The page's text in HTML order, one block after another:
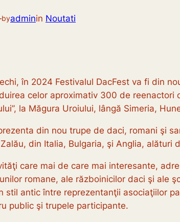
byadminin Noutati
în 2024 Festivalul DacFest va fi din
celor aproximativ 300 de
la Măgura Uroiului, lângă Simeria,
din nou trupe de daci, romani şi
din Italia, Bulgaria, şi Anglia, alături
care mai de care mai interesante,
romane, ale războinicilor daci şi ale
stil antic între reprezentanţii asociaţiilor
public şi trupele participante.